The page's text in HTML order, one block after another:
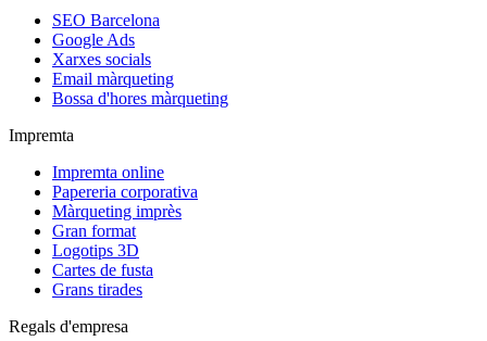
SEO Barcelona
Google Ads
Xarxes socials
Email màrqueting
Bossa d'hores màrqueting
Impremta
Impremta online
Papereria corporativa
Màrqueting imprès
Gran format
Logotips 3D
Cartes de fusta
Grans tirades
Regals d'empresa